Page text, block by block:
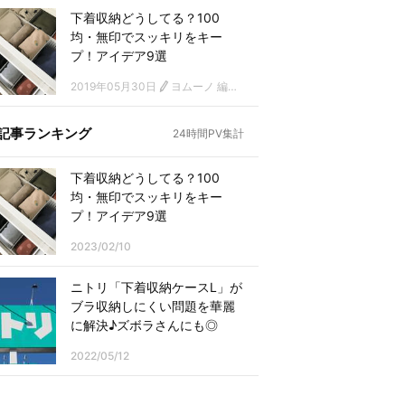
下着収納どうしてる？100
均・無印でスッキリをキー
プ！アイデア9選
2019年05月30日 ヨムーノ 編集部
事ランキング 24時間PV集計
下着収納どうしてる？100
均・無印でスッキリをキー
プ！アイデア9選
2023/02/10
ニトリ「下着収納ケースL」が
ブラ収納しにくい問題を華麗
に解決♪ズボラさんにも◎
2022/05/12